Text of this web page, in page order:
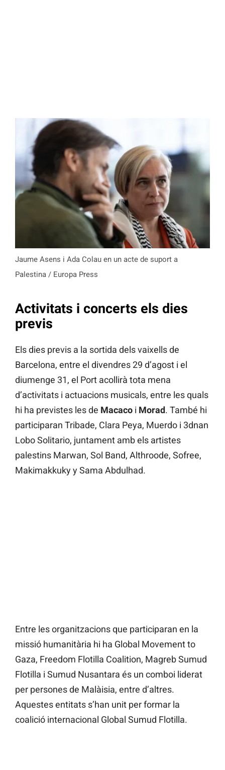
Jaume Asens i Ada Colau en un acte de suport a
Palestina / Europa Press
Activitats i concerts els dies
previs
Els dies previs a la sortida dels vaixells de
Barcelona, entre el divendres 29 d’agost i el
diumenge 31, el Port acollirà tota mena
d’activitats i actuacions musicals, entre les quals
hi ha previstes les de Macaco i Morad. També hi
participaran Tribade, Clara Peya, Muerdo i 3dnan
Lobo Solitario, juntament amb els artistes
palestins Marwan, Sol Band, Althroode, Sofree,
Makimakkuky y Sama Abdulhad.
Entre les organitzacions que participaran en la
missió humanitària hi ha Global Movement to
Gaza, Freedom Flotilla Coalition, Magreb Sumud
Flotilla i Sumud Nusantara és un comboi liderat
per persones de Malàisia, entre d’altres.
Aquestes entitats s’han unit per formar la
coalició internacional Global Sumud Flotilla.